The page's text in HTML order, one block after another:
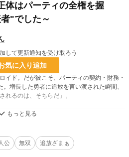
体はパーティの全権を握
"でした～
して更新通知を受け取ろう
気に入り追加
イド。だが彼こそ、パーティの契約・財務・
増長した勇者に追放を言い渡された瞬間、
るのは、そちらだ」。
公 無双 追放ざまぁ